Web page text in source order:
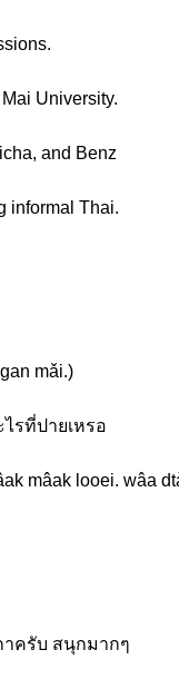
University.
and Benz
informal Thai.
mǎi.)
รที่ปายเหรอ
mâak looei. wâa
าครับ สนุกมากๆ